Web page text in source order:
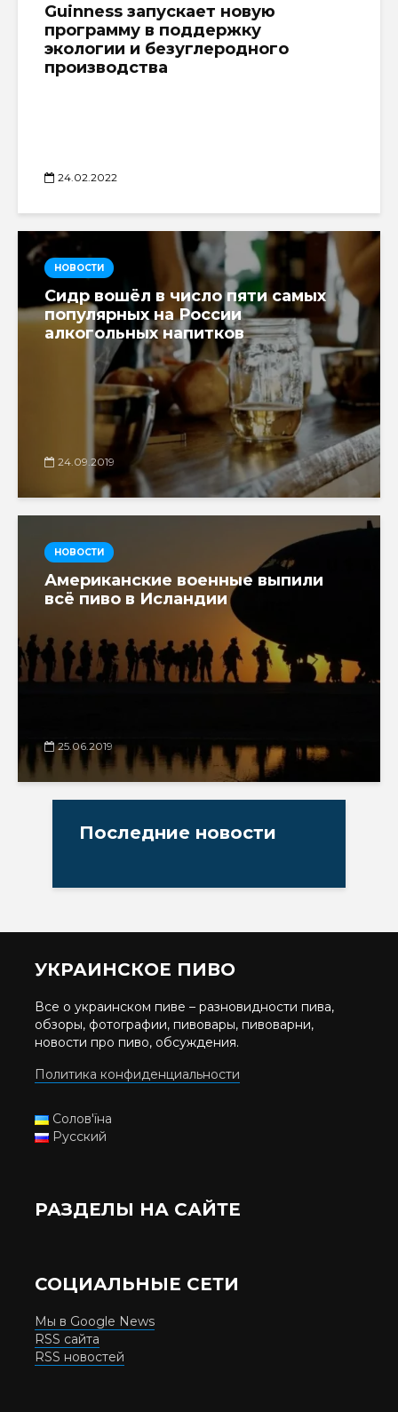
Guinness запускает новую
программу в поддержку
экологии и безуглеродного
производства
24.02.2022
НОВОСТИ
Сидр вошёл в число пяти самых
популярных на России
алкогольных напитков
24.09.2019
НОВОСТИ
Американские военные выпили
всё пиво в Исландии
25.06.2019
Последние новости
УКРАИНСКОЕ ПИВО
Все о украинском пиве – разновидности пива,
обзоры, фотографии, пивовары, пивоварни,
новости про пиво, обсуждения.
Политика конфиденциальности
Солов'їна
Русский
РАЗДЕЛЫ НА САЙТЕ
СОЦИАЛЬНЫЕ СЕТИ
Мы в Google News
RSS сайта
RSS новостей